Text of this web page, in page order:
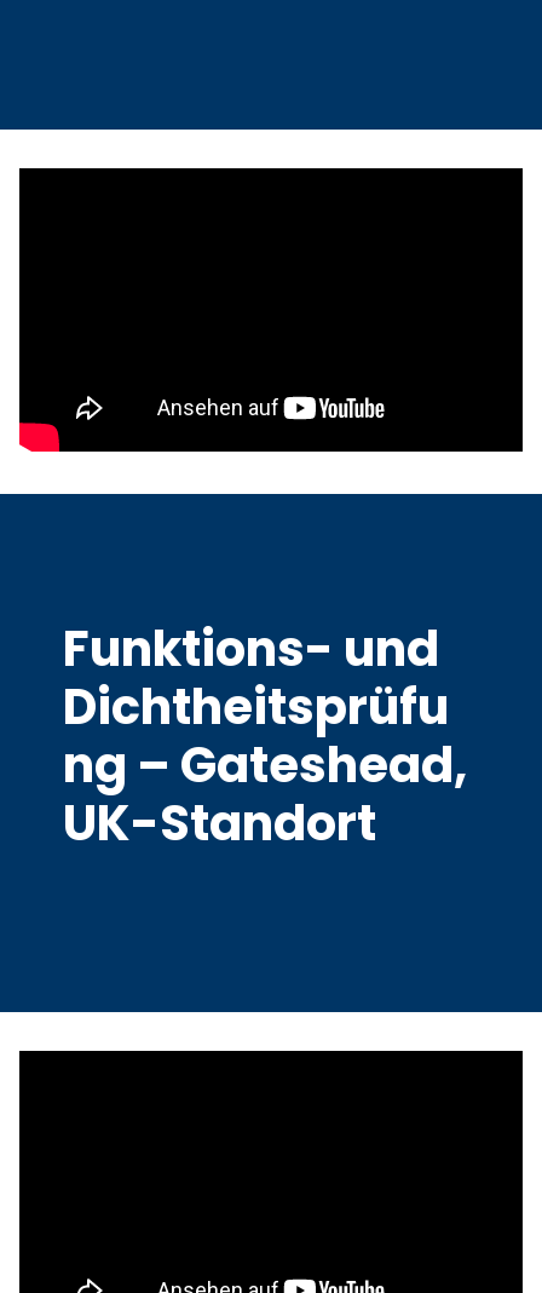
Funktions- und
Dichtheitsprüfu
ng – Gateshead,
UK-Standort